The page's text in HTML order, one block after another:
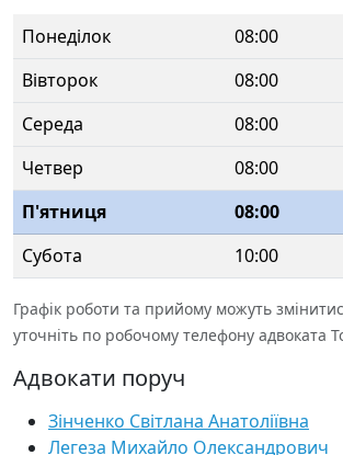
Понеділок 08:00
Вівторок
08:00
Середа
08:00
Четвер
08:00
П'ятниця
08:00
Субота
10:00
Графік роботи та прийому можуть
уточніть по робочому телефону адвоката
Адвокати поруч
Зінченко Світлана Анатоліївна
Легеза Михайло Олександрович